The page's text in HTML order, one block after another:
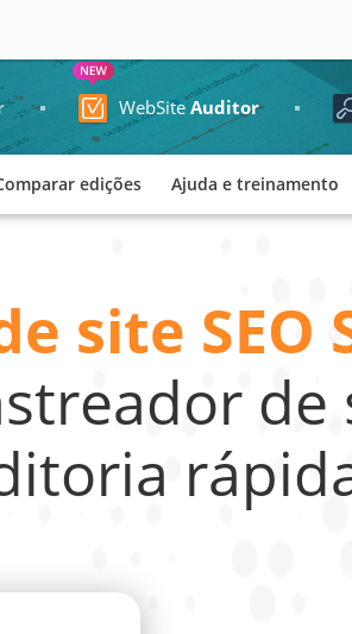
WebSiteAuditor
edições Ajuda e treinamento
site SEO
de